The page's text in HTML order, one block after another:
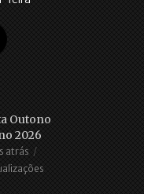
Outono
2026
atrás